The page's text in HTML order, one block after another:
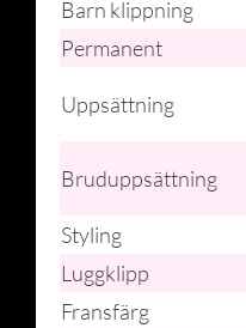
Barn klippning
Permanent
Uppsättning
Bruduppsättning
Styling
Luggklipp
Fransfärg